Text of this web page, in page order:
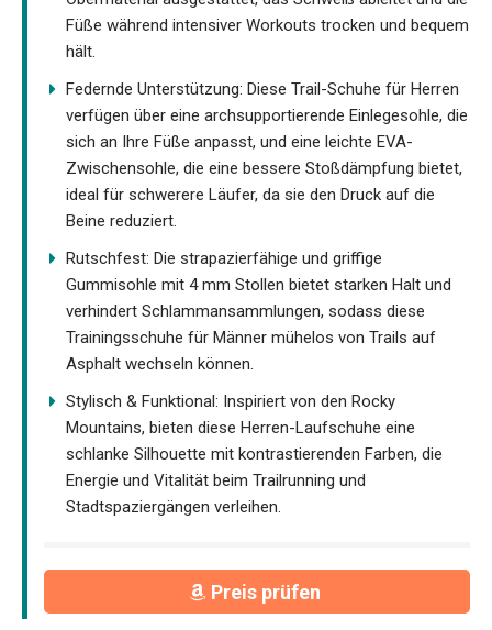
Füße während intensiver Workouts trocken und bequem
hält.
Federnde Unterstützung: Diese Trail-Schuhe für Herren
verfügen über eine archsupportierende Einlegesohle, die
sich an Ihre Füße anpasst, und eine leichte EVA-
Zwischensohle, die eine bessere Stoßdämpfung bietet,
ideal für schwerere Läufer, da sie den Druck auf die
Beine reduziert.
Rutschfest: Die strapazierfähige und griffige
Gummisohle mit 4 mm Stollen bietet starken Halt und
verhindert Schlammansammlungen, sodass diese
Trainingsschuhe für Männer mühelos von Trails auf
Asphalt wechseln können.
Stylisch & Funktional: Inspiriert von den Rocky
Mountains, bieten diese Herren-Laufschuhe eine
schlanke Silhouette mit kontrastierenden Farben, die
Energie und Vitalität beim Trailrunning und
Stadtspaziergängen verleihen.
Preis prüfen